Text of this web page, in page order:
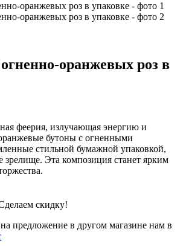
оранжевых роз в
феерия, излучающая энергию и
бутоны с огненными
стильной бумажной упаковкой,
зрелище. Эта композиция станет ярким
скидку!
предложение в другом магазине нам в